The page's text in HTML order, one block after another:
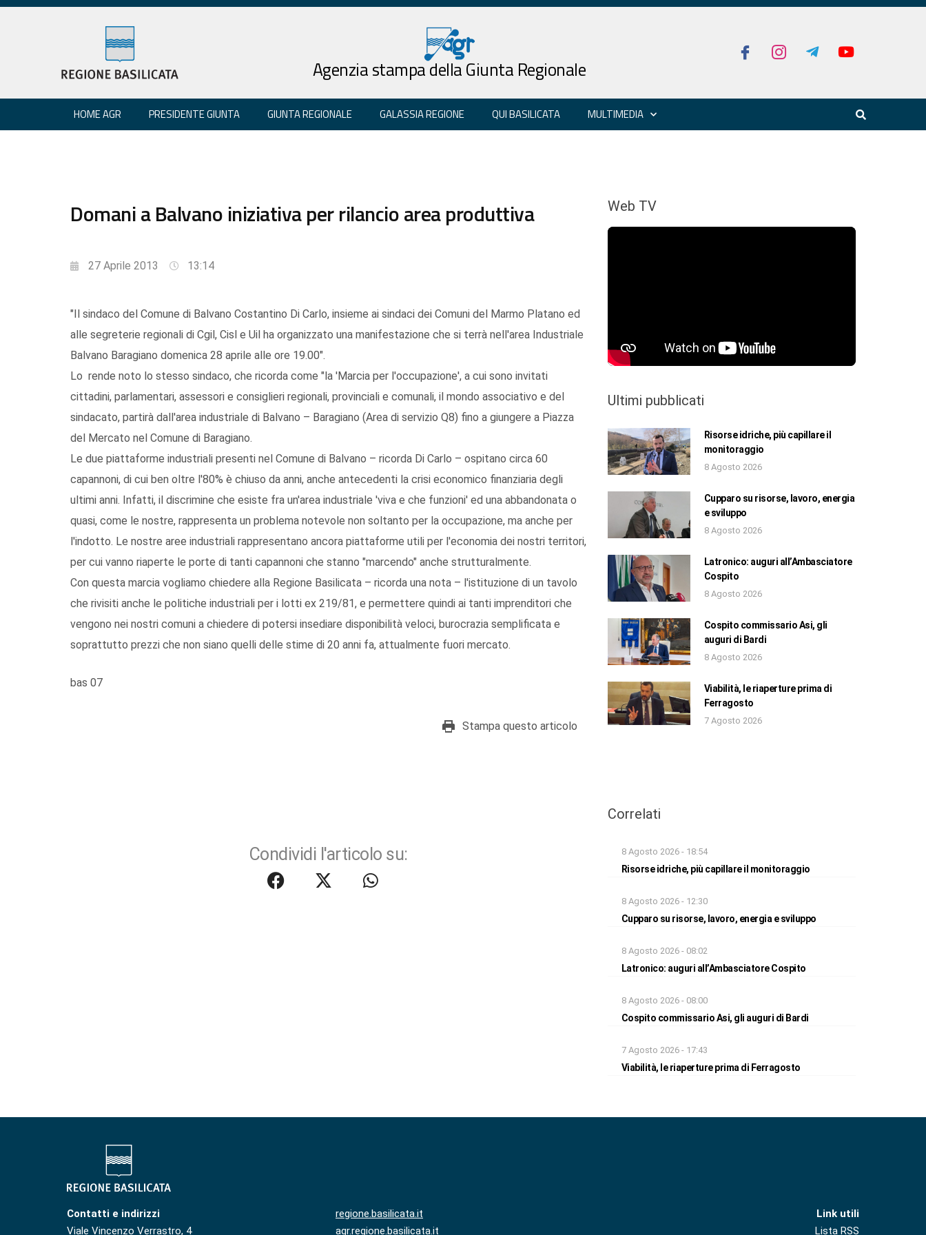
Agenzia stampa della Giunta Regionale
HOME AGR PRESIDENTE GIUNTA GIUNTA REGIONALE GALASSIA REGIONE QUI BASILICATA MULTIMEDIA
Domani a Balvano iniziativa per rilancio area produttiva
27 Aprile 2013 13:14
"Il sindaco del Comune di Balvano Costantino Di Carlo, insieme ai sindaci dei Comuni del Marmo Platano ed
alle segreterie regionali di Cgil, Cisl e Uil ha organizzato una manifestazione che si terrà nell'area Industriale
Balvano Baragiano domenica 28 aprile alle ore 19.00".
Lo rende noto lo stesso sindaco, che ricorda come "la 'Marcia per l'occupazione', a cui sono invitati
cittadini, parlamentari, assessori e consiglieri regionali, provinciali e comunali, il mondo associativo e del
sindacato, partirà dall'area industriale di Balvano – Baragiano (Area di servizio Q8) fino a giungere a Piazza
del Mercato nel Comune di Baragiano.
Le due piattaforme industriali presenti nel Comune di Balvano – ricorda Di Carlo – ospitano circa 60
capannoni, di cui ben oltre l'80% è chiuso da anni, anche antecedenti la crisi economico finanziaria degli
ultimi anni. Infatti, il discrimine che esiste fra un'area industriale 'viva e che funzioni' ed una abbandonata o
quasi, come le nostre, rappresenta un problema notevole non soltanto per la occupazione, ma anche per
l'indotto. Le nostre aree industriali rappresentano ancora piattaforme utili per l'economia dei nostri territori,
per cui vanno riaperte le porte di tanti capannoni che stanno "marcendo" anche strutturalmente.
Con questa marcia vogliamo chiedere alla Regione Basilicata – ricorda una nota – l'istituzione di un tavolo
che rivisiti anche le politiche industriali per i lotti ex 219/81, e permettere quindi ai tanti imprenditori che
vengono nei nostri comuni a chiedere di potersi insediare disponibilità veloci, burocrazia semplificata e
soprattutto prezzi che non siano quelli delle stime di 20 anni fa, attualmente fuori mercato.
bas 07
Stampa questo articolo
Condividi l'articolo su:
Web TV
Ultimi pubblicati
Risorse idriche, più capillare il
monitoraggio
8 Agosto 2026
Cupparo su risorse, lavoro, energia
e sviluppo
8 Agosto 2026
Latronico: auguri all’Ambasciatore
Cospito
8 Agosto 2026
Cospito commissario Asi, gli
auguri di Bardi
8 Agosto 2026
Viabilità, le riaperture prima di
Ferragosto
7 Agosto 2026
Correlati
8 Agosto 2026 - 18:54
Risorse idriche, più capillare il monitoraggio
8 Agosto 2026 - 12:30
Cupparo su risorse, lavoro, energia e sviluppo
8 Agosto 2026 - 08:02
Latronico: auguri all’Ambasciatore Cospito
8 Agosto 2026 - 08:00
Cospito commissario Asi, gli auguri di Bardi
7 Agosto 2026 - 17:43
Viabilità, le riaperture prima di Ferragosto
Contatti e indirizzi
Viale Vincenzo Verrastro, 4
regione.basilicata.it
agr.regione.basilicata.it
Link utili
Lista RSS